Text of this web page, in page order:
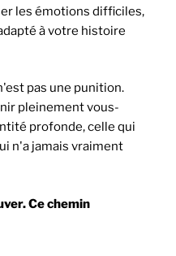
les émotions difficiles,
à votre histoire
pas une punition.
pleinement vous-
profonde, celle qui
n'a jamais vraiment
Ce chemin